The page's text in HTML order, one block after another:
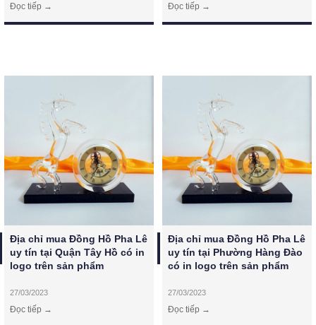
Đọc tiếp → Đọc tiếp →
Địa chỉ mua Đồng Hồ Pha Lê
uy tín tại Quận Tây Hồ có in
logo trên sản phẩm
27/03/2023
Đọc tiếp →
Địa chỉ mua Đồng Hồ Pha Lê
uy tín tại Phường Hàng Đào
có in logo trên sản phẩm
27/03/2023
Đọc tiếp →